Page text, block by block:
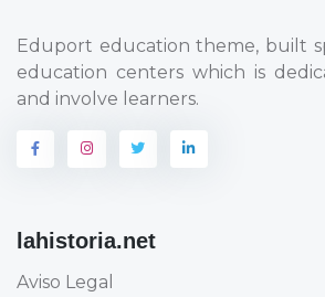
Eduport education theme, built
education centers which is
and involve learners.
lahistoria.net
Aviso Legal